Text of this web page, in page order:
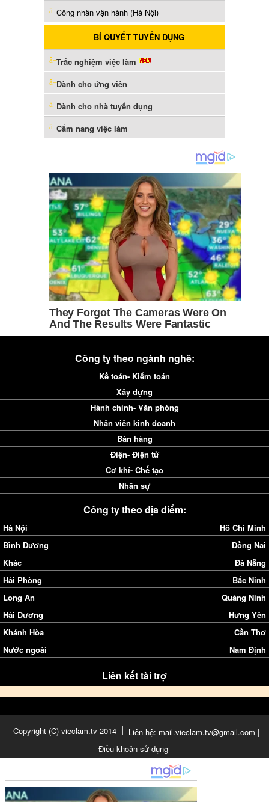
Công nhân vận hành (Hà Nội)
BÍ QUYẾT TUYỂN DỤNG
Trắc nghiệm việc làm
Dành cho ứng viên
Dành cho nhà tuyển dụng
Cẩm nang việc làm
Công ty theo ngành nghề:
Kế toán- Kiểm toán
Xây dựng
Hành chính- Văn phòng
Nhân viên kinh doanh
Bán hàng
Điện- Điện tử
Cơ khí- Chế tạo
Nhân sự
Công ty theo địa điểm:
Hà Nội
Hồ Chí Minh
Bình Dương
Đồng Nai
Khác
Đà Nẵng
Hải Phòng
Bắc Ninh
Long An
Quảng Ninh
Hải Dương
Hưng Yên
Khánh Hòa
Cần Thơ
Nước ngoài
Nam Định
Liên kết tài trợ
Copyright (C) vieclam.tv 2014
Liên hệ: mail.vieclam.tv@gmail.com |
Điều khoản sử dụng